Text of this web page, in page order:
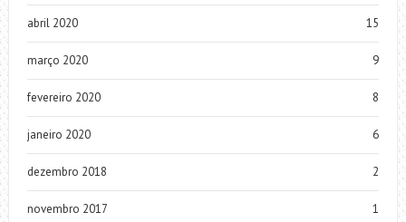
abril 2020 15
março 2020 9
fevereiro 2020 8
janeiro 2020 6
dezembro 2018 2
novembro 2017 1